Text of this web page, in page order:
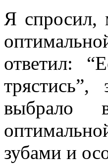
Я спросил,
ответил:
выбрало
зубами и